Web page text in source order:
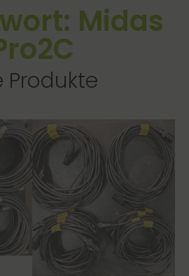
Midas
Produkte